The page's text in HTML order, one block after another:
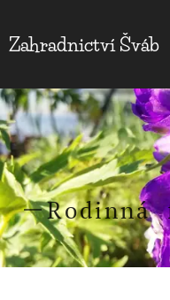
Zahradnictví Šváb
Rodinná